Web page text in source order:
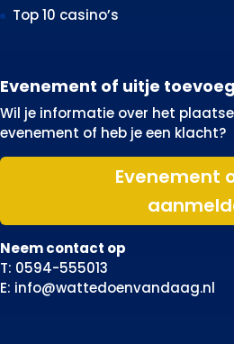
Top 10 casino’s
Evenement of uitje
Wil je informatie over het
evenement of heb je een klacht?
Evenement
Neem contact op
T: 0594-555013
E: info@wattedoenvandaag.nl